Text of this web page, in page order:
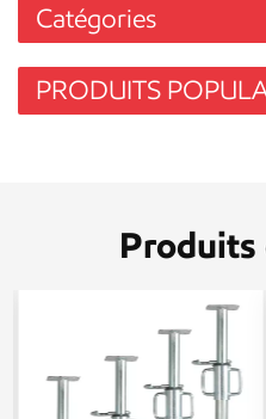
Catégories
PRODUITS
Produits